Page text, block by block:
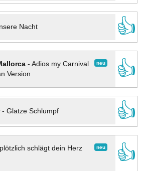
Nacht
👍
neu
- Adios my Carnival
Version
👍
- Glatze Schlumpf
👍
neu
schlägt dein Herz
👍